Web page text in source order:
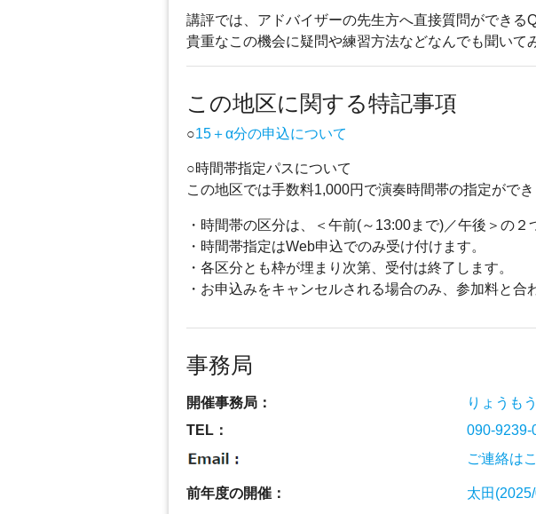
講評では、アドバイザーの先生方へ直接質問ができる
貴重なこの機会に疑問や練習方法などなんでも聞いて
この地区に関する特記事項
○15＋α分の申込について
○時間帯指定パスについて
この地区では手数料1,000円で演奏時間帯の指定ができ
・時間帯の区分は、＜午前(～13:00まで)／午後＞の２
・時間帯指定はWeb申込でのみ受け付けます。
・各区分とも枠が埋まり次第、受付は終了します。
・お申込みをキャンセルされる場合のみ、参加料と合
事務局
開催事務局：
りょうも
TEL：
090-9239-
ご連絡は
前年度の開催： 太田